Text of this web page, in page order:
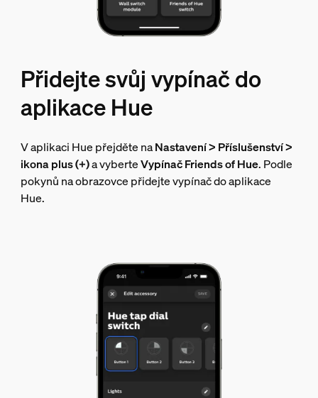
Přidejte svůj vypínač do
aplikace Hue
V aplikaci Hue přejděte naNastavení > Příslušenství >
ikona plus (+)a vyberteVypínač Friends of Hue. Podle
pokynů na obrazovce přidejte vypínač do aplikace
Hue.